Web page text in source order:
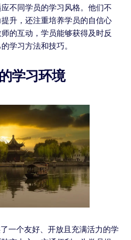
不同学员的学习风格。他们不
升，还注重培养学员的自信心
的互动，学员能够获得及时反
学习方法和技巧。
学习环境
一个友好、开放且充满活力的学